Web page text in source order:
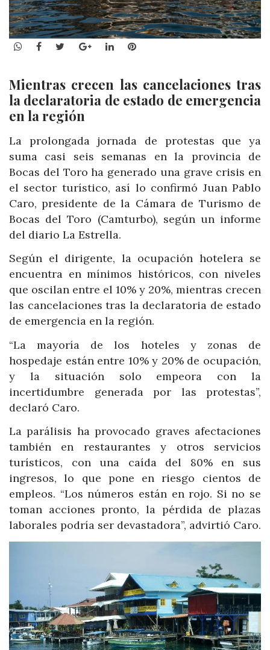
WhatsApp
Facebook
TwitterGoogle+LinkedInPinterest
Mientras crecen las cancelaciones tras
la declaratoria de estado de emergencia
en la región
La prolongada jornada de protestas que ya
suma casi seis semanas en la provincia de
Bocas del Toro ha generado una grave crisis en
el sector turístico, así lo confirmó Juan Pablo
Caro, presidente de la Cámara de Turismo de
Bocas del Toro (Camturbo), según un informe
del diario La Estrella.
Según el dirigente, la ocupación hotelera se
encuentra en mínimos históricos, con niveles
que oscilan entre el 10% y 20%, mientras crecen
las cancelaciones tras la declaratoria de estado
de emergencia en la región.
“La mayoría de los hoteles y zonas de
hospedaje están entre 10% y 20% de ocupación,
y la situación solo empeora con la
incertidumbre generada por las protestas”,
declaró Caro.
La parálisis ha provocado graves afectaciones
también en restaurantes y otros servicios
turísticos, con una caída del 80% en sus
ingresos, lo que pone en riesgo cientos de
empleos. “Los números están en rojo. Si no se
toman acciones pronto, la pérdida de plazas
laborales podría ser devastadora”, advirtió Caro.